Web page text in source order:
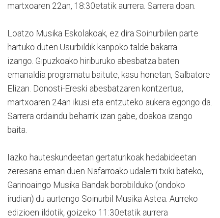
martxoaren 22an, 18:30etatik aurrera. Sarrera doan.
Loatzo Musika Eskolakoak, ez dira Soinurbilen parte
hartuko duten Usurbildik kanpoko talde bakarra
izango. Gipuzkoako hiriburuko abesbatza baten
emanaldia programatu baitute, kasu honetan, Salbatore
Elizan. Donosti-Ereski abesbatzaren kontzertua,
martxoaren 24an ikusi eta entzuteko aukera egongo da.
Sarrera ordaindu beharrik izan gabe, doakoa izango
baita.
Iazko hauteskundeetan gertaturikoak hedabideetan
zeresana eman duen Nafarroako udalerri txiki bateko,
Garinoaingo Musika Bandak borobilduko (ondoko
irudian) du aurtengo Soinurbil Musika Astea. Aurreko
edizioen ildotik, goizeko 11:30etatik aurrera